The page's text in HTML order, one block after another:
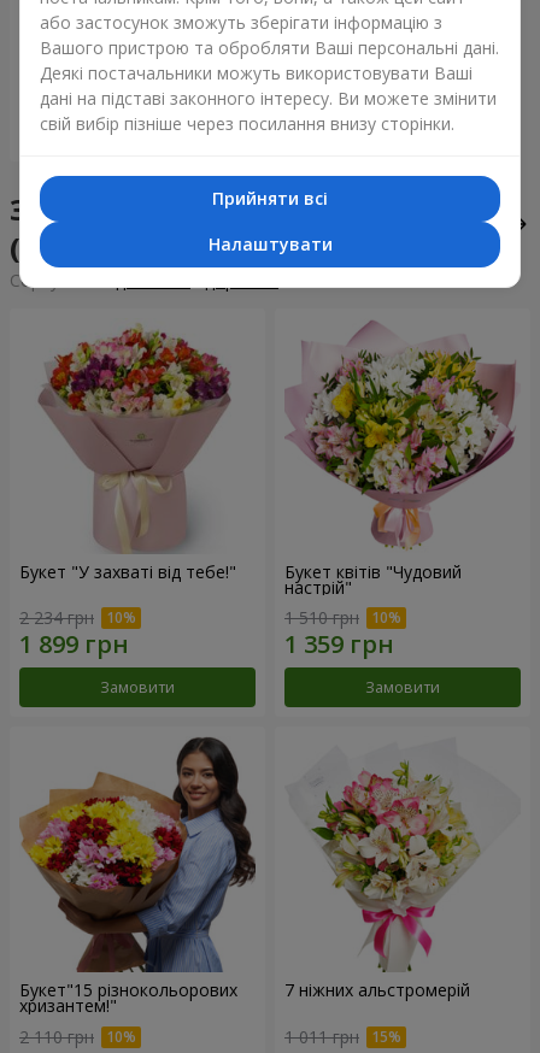
Букет "Tarnis"
6 306 грн
Замовити
Збірні букети у місті Багачівка
(Уманський р-н)
Сортування:
Букет "У захваті від тебе!"
2 234 грн
Замовити
Букет квітів "Чудовий
настрій"
1 510 грн
Замовити
Букет"15 різнокольорових
хризантем!"
2 110 грн
7 ніжних альстромерій
1 011 грн
або застосунок зможуть зберігати інформацію з
Вашого пристрою та обробляти Ваші персональні дані.
Деякі постачальники можуть використовувати Ваші
дані на підставі законного інтересу. Ви можете змінити
свій вибір пізніше через посилання внизу сторінки.
Прийняти всі
Налаштувати